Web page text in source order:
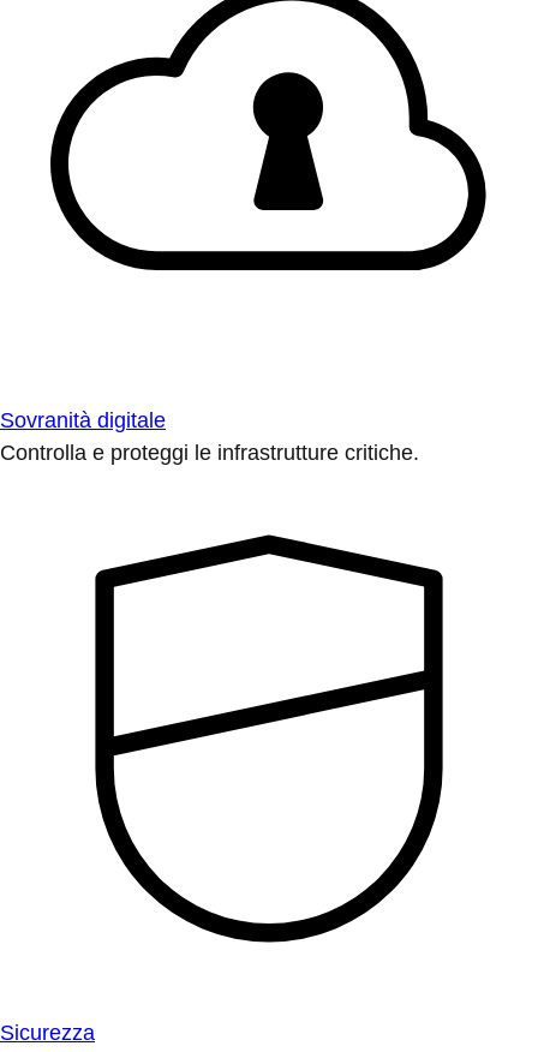
Sovranità digitale
Controlla e proteggi le infrastrutture critiche.
Sicurezza